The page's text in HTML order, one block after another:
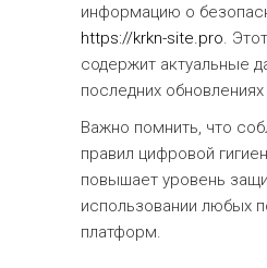
информацию о
https://krkn-site.pro.
содержит актуальные
последних
Важно помнить, что
правил цифровой
повышает уровень
использовании любых
платформ.